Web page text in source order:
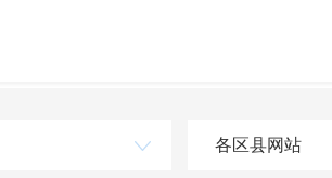
各区县网站